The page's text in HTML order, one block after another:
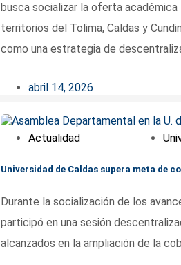
busca socializar la oferta
territorios del Tolima, Caldas y
como una estrategia de
abril 14, 2026
Actualidad
Universidad de Caldas supera meta de
Durante la socialización de los
participó en una sesión
alcanzados en la ampliación de la